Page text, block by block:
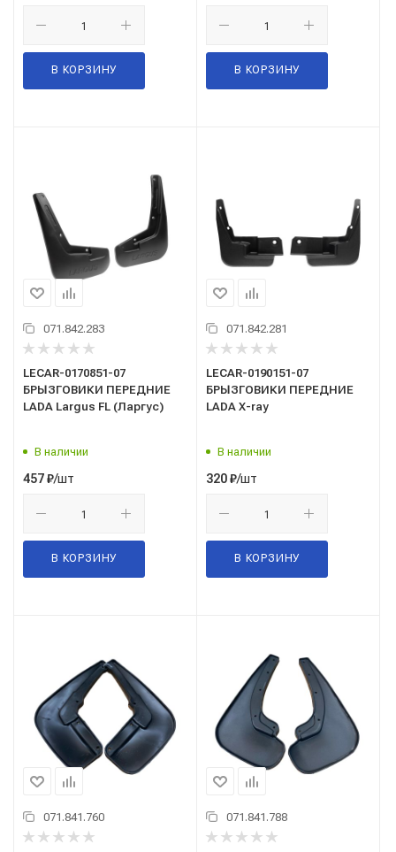
В КОРЗИНУ В КОРЗИНУ
071.842.283
LECAR-0170851-07
БРЫЗГОВИКИ ПЕРЕДНИЕ
LADA Largus FL (Ларгус)
В наличии
457₽/шт
В КОРЗИНУ
071.842.281
LECAR-0190151-07
БРЫЗГОВИКИ ПЕРЕДНИЕ
LADA X-ray
В наличии
320₽/шт
В КОРЗИНУ
071.841.760 071.841.788